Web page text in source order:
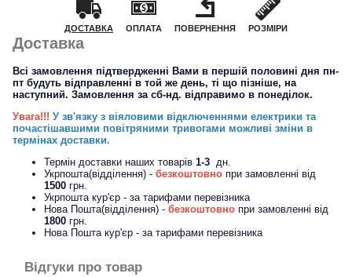
ДОСТАВКА ОПЛАТА ПОВЕРНЕННЯ РОЗМІРИ
Доставка
Всі замовлення підтвердженні Вами в першій половині дня пн-
пт будуть відправленні в той же день, ті що пізніше, на
наступний. Замовлення за сб-нд. відправимо в понеділок.
Увага!!! У зв'язку з віяловими відключеннями електрики та
почастішавшими повітряними тривогами можливі зміни в
термінах доставки.
Термін доставки наших товарів 1-3 дн.
Укрпошта(відділення) - безкоштовно при замовленні від
1500грн.
Укрпошта кур'єр - за тарифами перевізника
Нова Пошта(відділення) - безкоштовнопри замовленні від
1800грн.
Нова Пошта кур'єр - за тарифами перевізника
Відгуки про товар